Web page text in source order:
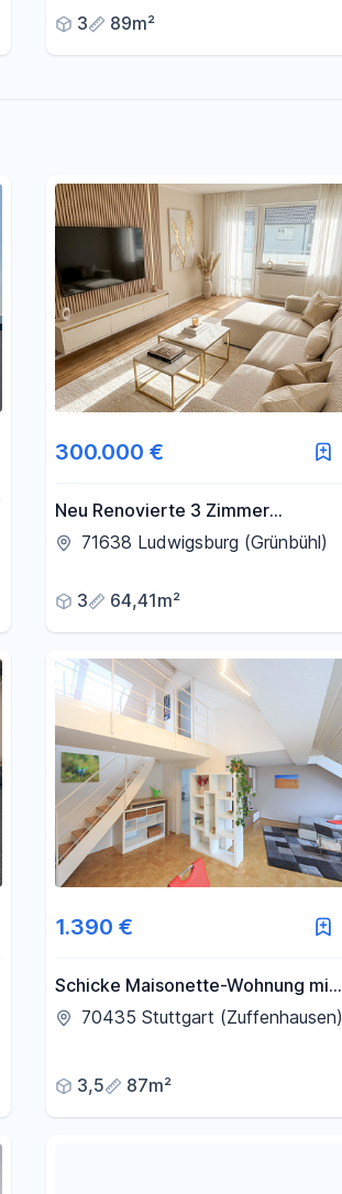
3
89m²
300.000 €
Neu Renovierte 3 Zimmer
Wohnung
71638 Ludwigsburg (Grünbühl)
3 64,41m²
1.390 €
Schicke Maisonette-Wohnung mit
Galerie und Loftcharakter | 2
70435 Stuttgart (Zuffenhausen)
3,5 87m²